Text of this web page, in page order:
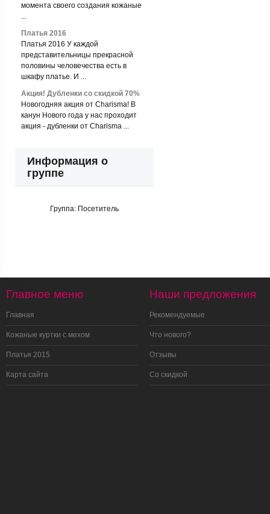
момента своего создания кожаные
...
Платья 2016
Платья 2016 У каждой
представительницы прекрасной
половины человечества есть в
шкафу платье. И ...
Акция! Дубленки со скидкой 70%
Новогодняя акция от Charisma! В
канун Нового года у нас проходит
акция - дубленки от Charisma ...
Информация о
группе
Группа: Посетитель
Главное меню
Главная
Кожаные куртки с мехом
Платья 2015
Карта сайта
Наши предложения
Рекомендуемые
Что нового?
Отзывы
Со скидкой